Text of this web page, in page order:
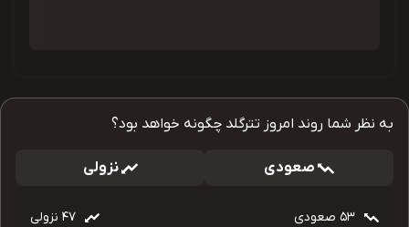
به نظر شما روند امروز تترگلد چگونه خواهد بود؟
صعودی نزولی
53 صعودی 47 نزولی